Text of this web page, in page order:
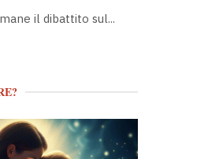
il dibattito sul...